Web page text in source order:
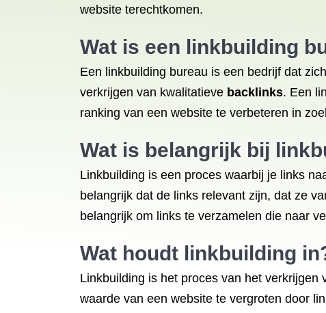
website terechtkomen.
Wat is een linkbuilding
Een linkbuilding bureau is een bedrijf dat
verkrijgen van kwalitatieve backlinks. Een
ranking van een website te verbeteren in
Wat is belangrijk bij
Linkbuilding is een proces waarbij je links
belangrijk dat de links relevant zijn, dat ze
belangrijk om links te verzamelen die naar
Wat houdt linkbuilding
Linkbuilding is het proces van het
waarde van een website te vergroten door